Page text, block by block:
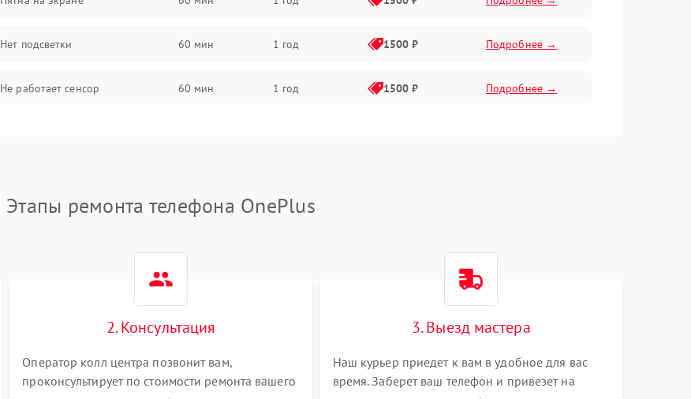
Нет подсветки 60 мин 1 год 1500 ₽ Подробнее →
Не работает сенсор 60 мин 1 год 1500 ₽ Подробнее →
Не работает Face ID 60 мин
Этапы ремонта телефона OnePlus
2. Консультация
Оператор колл центра позвонит вам,
проконсультирует по стоимости ремонта вашего
3. Выезд мастера
Наш курьер приедет к вам в удобное для вас
время. Заберет ваш телефон и привезет на